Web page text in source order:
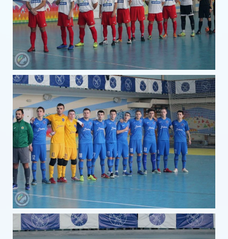
Чебенеев Евгений Алексеевич
Шитый Анатолий Павлович
ТРЕНЕРЫ
Бушин Александр Алексеевич
Горбунов Сергей Владимирович
Григоренко Александр Николаевич
Ларионов Аркадий Николаевич
Лютый Николай Петрович
Пестов Евгений Владимирович
Полугорбатов Виктор Александрович
Соловьев Валерий Николаевич